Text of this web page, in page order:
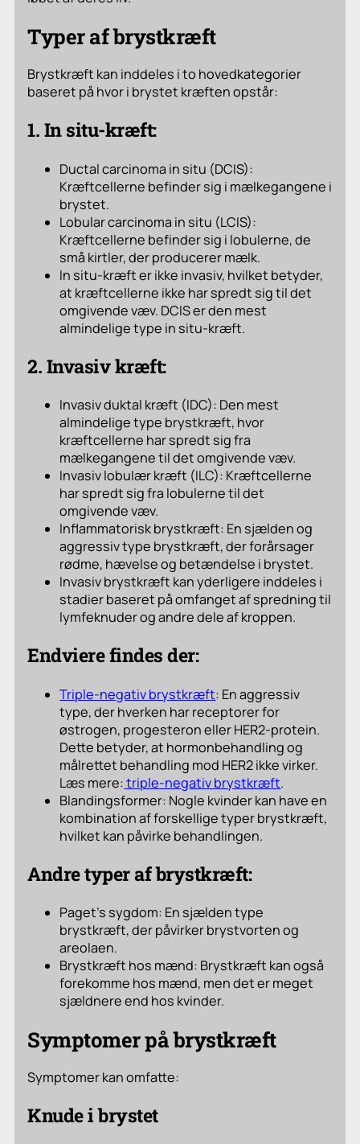
Typer af brystkræft
Brystkræft kan inddeles i to hovedkategorier
baseret på hvor i brystet kræften opstår:
1. In situ-kræft:
Ductal carcinoma in situ (DCIS):
Kræftcellerne befinder sig i mælkegangene i
brystet.
Lobular carcinoma in situ (LCIS):
Kræftcellerne befinder sig i lobulerne, de
små kirtler, der producerer mælk.
In situ-kræft er ikke invasiv, hvilket betyder,
at kræftcellerne ikke har spredt sig til det
omgivende væv. DCIS er den mest
almindelige type in situ-kræft.
2. Invasiv kræft:
Invasiv duktal kræft (IDC): Den mest
almindelige type brystkræft, hvor
kræftcellerne har spredt sig fra
mælkegangene til det omgivende væv.
Invasiv lobulær kræft (ILC): Kræftcellerne
har spredt sig fra lobulerne til det
omgivende væv.
Inflammatorisk brystkræft: En sjælden og
aggressiv type brystkræft, der forårsager
rødme, hævelse og betændelse i brystet.
Invasiv brystkræft kan yderligere inddeles i
stadier baseret på omfanget af spredning til
lymfeknuder og andre dele af kroppen.
Endviere findes der:
Triple-negativ brystkræft: En aggressiv
type, der hverken har receptorer for
østrogen, progesteron eller HER2-protein.
Dette betyder, at hormonbehandling og
målrettet behandling mod HER2 ikke virker.
Læs mere: triple-negativ brystkræft.
Blandingsformer: Nogle kvinder kan have en
kombination af forskellige typer brystkræft,
hvilket kan påvirke behandlingen.
Andre typer af brystkræft:
Paget’s sygdom: En sjælden type
brystkræft, der påvirker brystvorten og
areolaen.
Brystkræft hos mænd: Brystkræft kan også
forekomme hos mænd, men det er meget
sjældnere end hos kvinder.
Symptomer på brystkræft
Symptomer kan omfatte:
Knude i brystet